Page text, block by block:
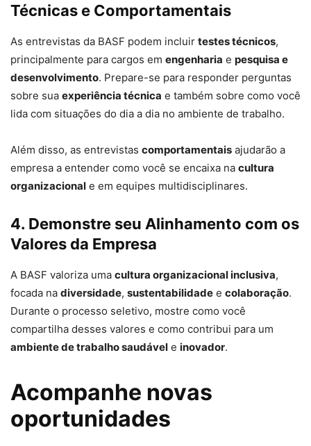
Técnicas e Comportamentais
As entrevistas da BASF podem incluir testes técnicos,
principalmente para cargos em engenharia e pesquisa e
desenvolvimento. Prepare-se para responder perguntas
sobre sua experiência técnica e também sobre como você
lida com situações do dia a dia no ambiente de trabalho.
Além disso, as entrevistas comportamentais ajudarão a
empresa a entender como você se encaixa na cultura
organizacional e em equipes multidisciplinares.
4. Demonstre seu Alinhamento com os
Valores da Empresa
A BASF valoriza uma cultura organizacional inclusiva,
focada na diversidade, sustentabilidade e colaboração.
Durante o processo seletivo, mostre como você
compartilha desses valores e como contribui para um
ambiente de trabalho saudável e inovador.
Acompanhe novas
oportunidades